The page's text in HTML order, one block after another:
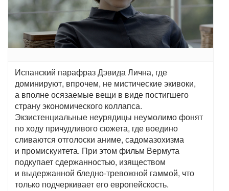
Испанский парафраз Дэвида Лична, где
доминируют, впрочем, не мистические экивоки,
а вполне осязаемые вещи в виде постигшего
страну экономического коллапса.
Экзистенциальные неурядицы неумолимо фонят
по ходу причудливого сюжета, где воедино
сливаются отголоски аниме, садомазохизма
и промискуитета. При этом фильм Вермута
подкупает сдержанностью, изяществом
и выдержанной бледно-тревожной гаммой, что
только подчеркивает его европейскость.